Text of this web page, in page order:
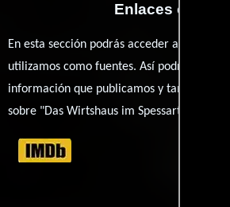
Enlaces
En esta sección podrás acceder a los
utilizamos como fuentes. Así podrás
información que publicamos y también
sobre "Das Wirtshaus im Spessart".